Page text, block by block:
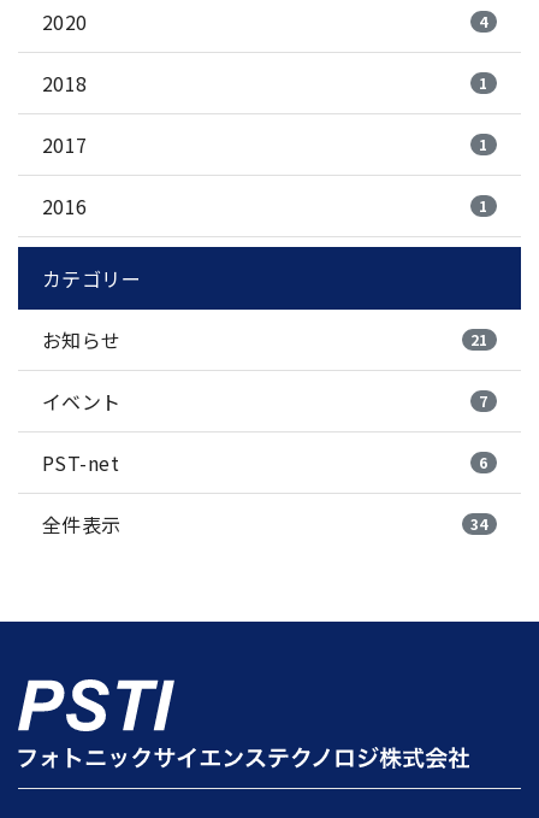
2020 4
2018 1
2017 1
2016 1
カテゴリー
お知らせ 21
イベント 7
PST-net 6
全件表示 34